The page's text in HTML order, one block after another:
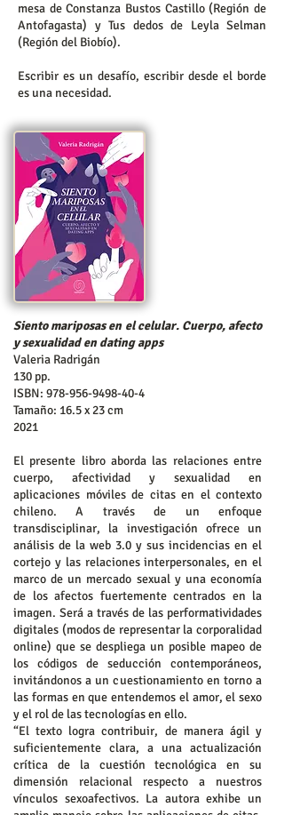
mesa de Constanza Bustos Castillo (Región de
Antofagasta) y Tus dedos de Leyla Selman
(Región del Biobío).
Escribir es un desafío, escribir desde el borde
es una necesidad.
Siento mariposas en el celular. Cuerpo, afecto
y sexualidad en dating apps
Valeria Radrigán
130 pp.
ISBN: 978-956-9498-40-4
Tamaño: 16.5 x 23 cm
2021
El presente libro aborda las relaciones entre
cuerpo, afectividad y sexualidad en
aplicaciones móviles de citas en el contexto
chileno. A través de un enfoque
transdisciplinar, la investigación ofrece un
análisis de la web 3.0 y sus incidencias en el
cortejo y las relaciones interpersonales, en el
marco de un mercado sexual y una economía
de los afectos fuertemente centrados en la
imagen. Será a través de las performatividades
digitales (modos de representar la corporalidad
online) que se despliega un posible mapeo de
los códigos de seducción contemporáneos,
invitándonos a un cuestionamiento en torno a
las formas en que entendemos el amor, el sexo
y el rol de las tecnologías en ello.
“El texto logra contribuir, de manera ágil y
suficientemente clara, a una actualización
crítica de la cuestión tecnológica en su
dimensión relacional respecto a nuestros
vínculos sexoafectivos. La autora exhibe un